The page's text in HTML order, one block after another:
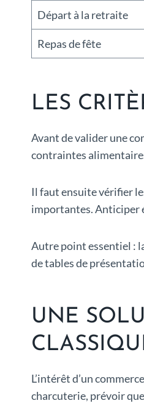
Départ à la retraite
Repas de fête
LES
Avant de valider une
contraintes
Il faut ensuite vérifier
importantes. Anticiper
Autre point essentiel :
de tables de
UNE
L’intérêt d’un
charcuterie, prévoir